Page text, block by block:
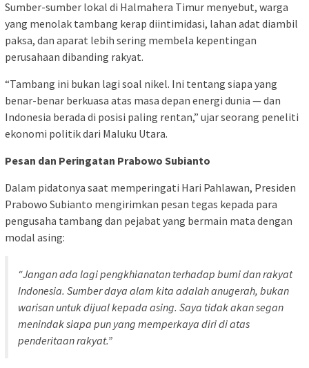
Sumber-sumber lokal di Halmahera Timur menyebut, warga
yang menolak tambang kerap diintimidasi, lahan adat diambil
paksa, dan aparat lebih sering membela kepentingan
perusahaan dibanding rakyat.
“Tambang ini bukan lagi soal nikel. Ini tentang siapa yang
benar-benar berkuasa atas masa depan energi dunia — dan
Indonesia berada di posisi paling rentan,” ujar seorang peneliti
ekonomi politik dari Maluku Utara.
Pesan dan Peringatan Prabowo Subianto
Dalam pidatonya saat memperingati Hari Pahlawan, Presiden
Prabowo Subianto mengirimkan pesan tegas kepada para
pengusaha tambang dan pejabat yang bermain mata dengan
modal asing:
“Jangan ada lagi pengkhianatan terhadap bumi dan rakyat
Indonesia. Sumber daya alam kita adalah anugerah, bukan
warisan untuk dijual kepada asing. Saya tidak akan segan
menindak siapa pun yang memperkaya diri di atas
penderitaan rakyat.”